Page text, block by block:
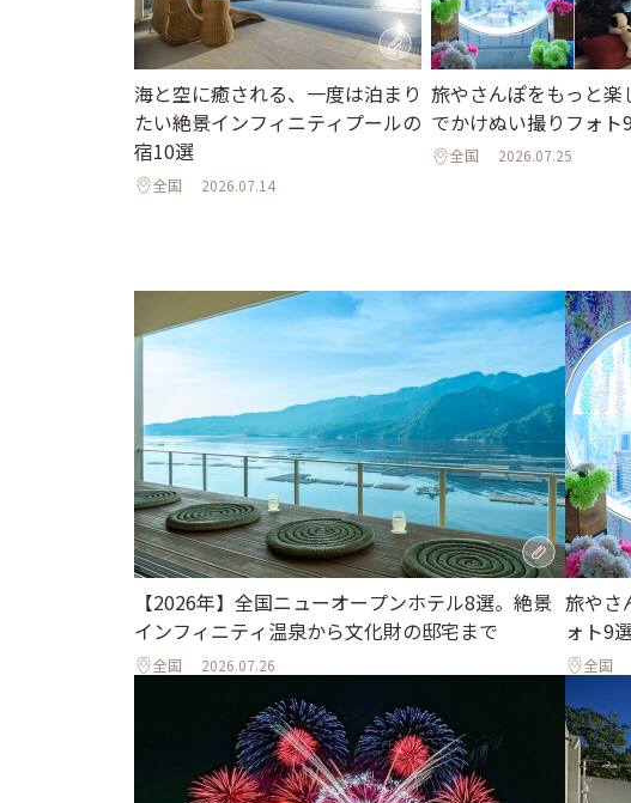
海と空に癒される、一度は泊まり
たい絶景インフィニティプールの
宿10選
全国 2026.07.14
旅やさんぽをもっと
でかけぬい撮りフォト
全国 2026.07.25
【2026年】全国ニューオープンホテル8選。絶景
インフィニティ温泉から文化財の邸宅まで
全国 2026.07.26
旅やさ
ォト9
全国